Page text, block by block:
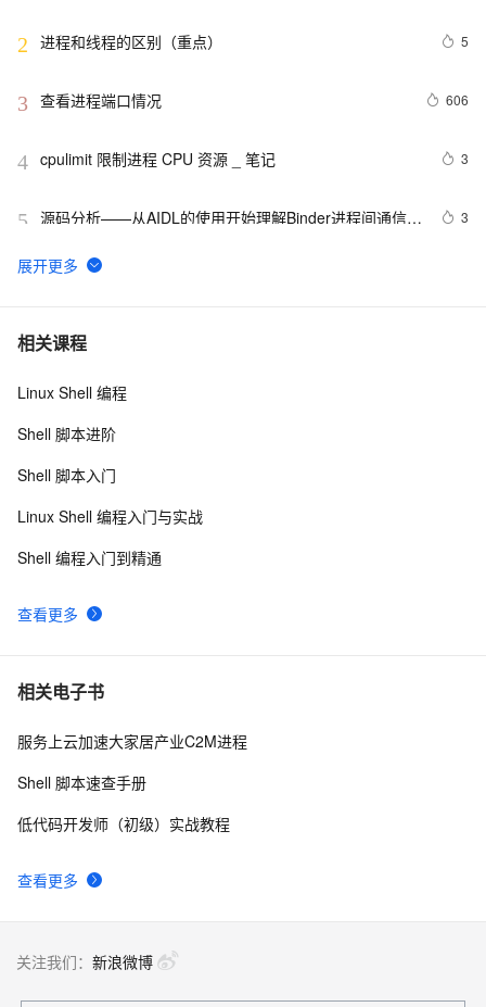
2 进程和线程的区别（重点） 5
3 查看进程端口情况 606
4 cpulimit 限制进程 CPU 资源 _ 笔记 3
5 源码分析——从AIDL的使用开始理解Binder进程间通信的
3
6 windows 2003下杀dllhost.exe进程
7 利用命名管道实现进程之间的通信 .........
8 2 PostgreSQL 物理，逻辑，进程结构以及系统表系统函
用下面命令
10 Linux进程管理(第二版) --进程管理命令
相关课程
查看更多
Linux Shell 编程
Shell 脚本进阶
Shell 脚本入门
Linux Shell 编程入门与实战
Shell 编程入门到精通
相关电子书
查看更多
服务上云加速大家居产业C2M进程
Shell 脚本速查手册
低代码开发师（初级）实战教程
关注我们： 新浪微博